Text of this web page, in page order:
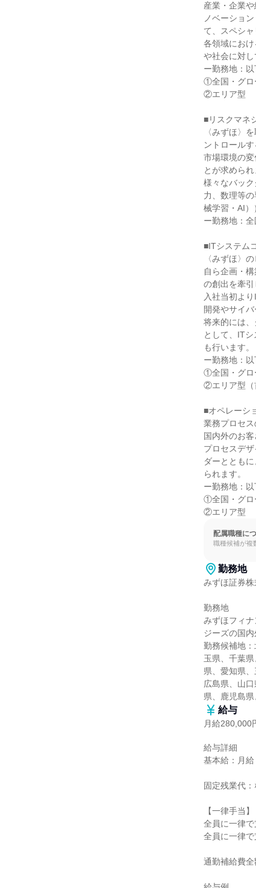
産業・企業
ノベーショ
て、スペシ
各領域にお
や社会に対
ー勤務地：
①全国・グロ
②エリア型
■リスクマネ
〈みずほ〉
ントロール
市場環境の
とが求められ
様々なバッ
力、数理等
械学習・AI）
ー勤務地：
■ITシステム
〈みずほ〉
自ら企画・
の創出を牽引
入社当初よ
開発やサイ
将来的には
として、IT
も行います。
ー勤務地：
①全国・グロ
②エリア型（
■オペレーシ
業務プロセ
国内外のお
プロセスデ
ダーととも
られます。
ー勤務地：
①全国・グロ
②エリア型
配属職種に
職種候補が複
勤務地
みずほ証券株
勤務地
みずほフィ
ジーズの国
勤務候補地
玉県、千葉
県、愛知県
広島県、山
県、鹿児島
給与
月給280,000
給与詳細
基本給：月
固定残業代：
【一律手当】
全員に一律
全員に一律
通勤補給費